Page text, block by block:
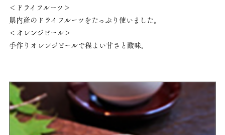
＜ドライフルーツ＞
県内産のドライフルーツをたっぷり使いました。
＜オレンジピール＞
手作りオレンジピールで程よい甘さと酸味。